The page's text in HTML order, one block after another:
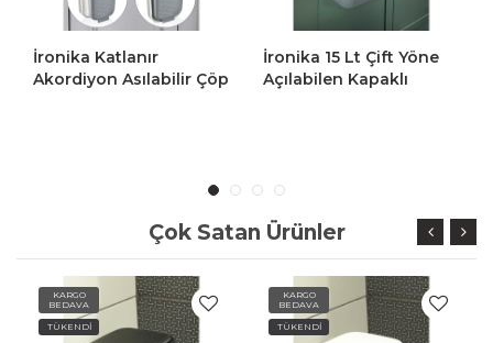
İronika 15 Lt Çift Yöne
Açılabilen Kapaklı
İronika 15 Lt Çift Yöne
Açılabilen Kapaklı
Çok Satan Ürünler
KARGO
BEDAVA
TÜKENDİ
KARGO
BEDAVA
TÜKENDİ